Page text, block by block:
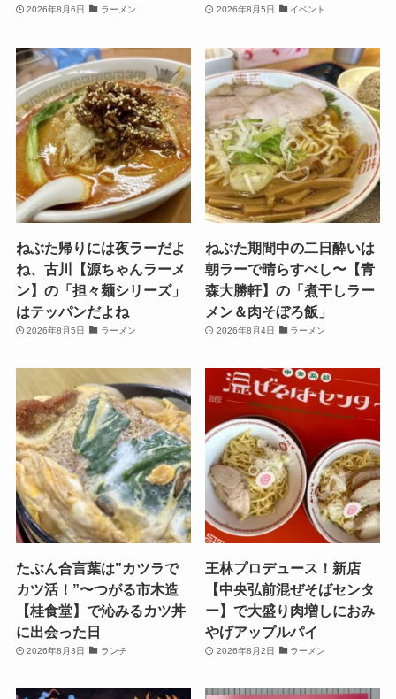
2026年8月6日 ラーメン 2026年8月5日 イベント
ねぶた帰りには夜ラーだよ
ね、古川【源ちゃんラーメ
ン】の「担々麺シリーズ」
はテッパンだよね
2026年8月5日 ラーメン
ねぶた期間中の二日酔いは
朝ラーで晴らすべし〜【青
森大勝軒】の「煮干しラー
メン＆肉そぼろ飯」
2026年8月4日 ラーメン
たぶん合言葉は”カツラで
カツ活！”〜つがる市木造
【桂食堂】で沁みるカツ丼
に出会った日
2026年8月3日 ランチ
王林プロデュース！新店
【中央弘前混ぜそばセンタ
ー】で大盛り肉増しにおみ
やげアップルパイ
2026年8月2日 ラーメン